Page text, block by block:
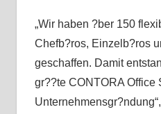
„Wir haben ?ber 150
Chefb?ros, Einzelb?ros
geschaffen. Damit
gr??te CONTORA Office